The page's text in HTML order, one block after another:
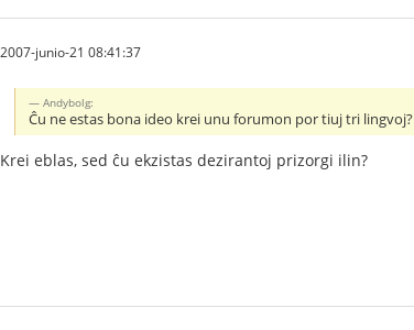
2007-junio-21 08:41:37
Andybolg:
Ĉu ne estas bona ideo krei unu forumon por tiuj tri lingvoj?
Krei eblas, sed ĉu ekzistas dezirantoj prizorgi ilin?